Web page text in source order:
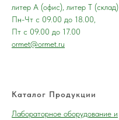
литер А (офис), литер Т (склад)
Пн-Чт с 09.00 до 18.00,
Пт с 09.00 до 17.00
ormet@ormet.ru
Каталог Продукции
Лабораторное оборудование и